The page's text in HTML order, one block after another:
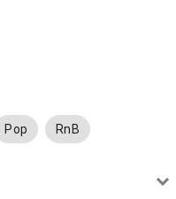
Pop RnB